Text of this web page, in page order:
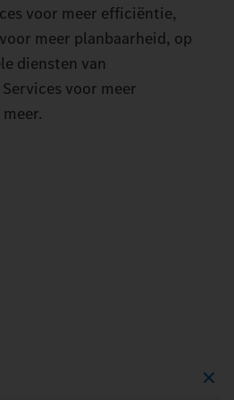
voor meer efficiëntie,
meer planbaarheid, op
diensten van
voor meer